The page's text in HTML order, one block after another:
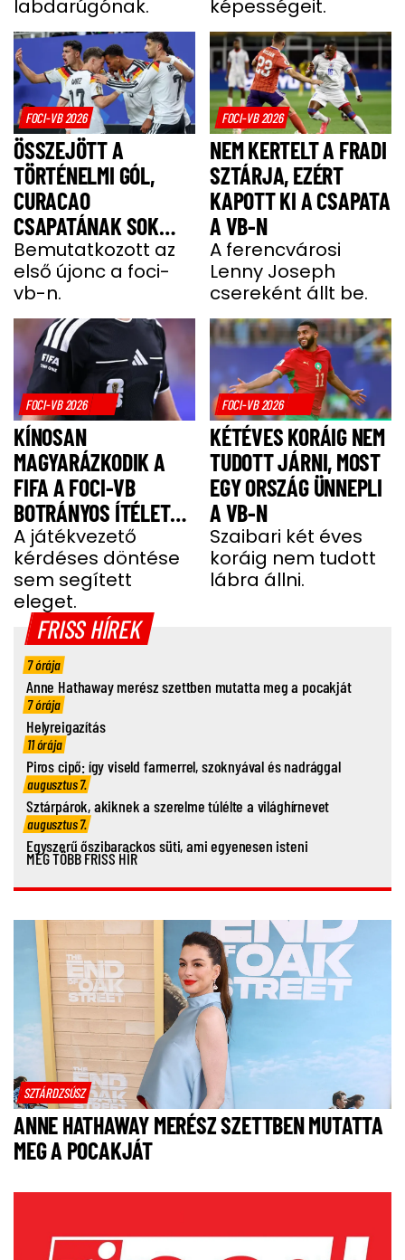
labdarúgónak. képességeit.
FOCI-VB 2026
ÖSSZEJÖTT A
TÖRTÉNELMI GÓL,
CURACAO
CSAPATÁNAK SOK
VOLT NÉMETORSZÁG
Bemutatkozott az
első újonc a foci-
vb-n.
FOCI-VB 2026
NEM KERTELT A FRADI
SZTÁRJA, EZÉRT
KAPOTT KI A CSAPATA
A VB-N
A ferencvárosi
Lenny Joseph
csereként állt be.
FOCI-VB 2026
KÍNOSAN
MAGYARÁZKODIK A
FIFA A FOCI-VB
BOTRÁNYOS ÍTÉLETE
MIATT
A játékvezető
kérdéses döntése
sem segített
eleget.
FOCI-VB 2026
KÉTÉVES KORÁIG NEM
TUDOTT JÁRNI, MOST
EGY ORSZÁG ÜNNEPLI
A VB-N
Szaibari két éves
koráig nem tudott
lábra állni.
FRISS HÍREK
7 órája
Anne Hathaway merész szettben mutatta meg a pocakját
7 órája
Helyreigazítás
11 órája
Piros cipő: így viseld farmerrel, szoknyával és nadrággal
augusztus 7.
Sztárpárok, akiknek a szerelme túlélte a világhírnevet
augusztus 7.
Egyszerű őszibarackos süti, ami egyenesen isteni
MÉG TÖBB FRISS HÍR
SZTÁRDZSÚSZ
ANNE HATHAWAY MERÉSZ SZETTBEN MUTATTA
MEG A POCAKJÁT